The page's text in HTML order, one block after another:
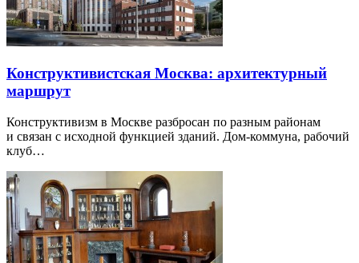
Конструктивистская Москва: архитектурный
маршрут
Конструктивизм в Москве разбросан по разным районам
и связан с исходной функцией зданий. Дом-коммуна, рабочий
клуб…